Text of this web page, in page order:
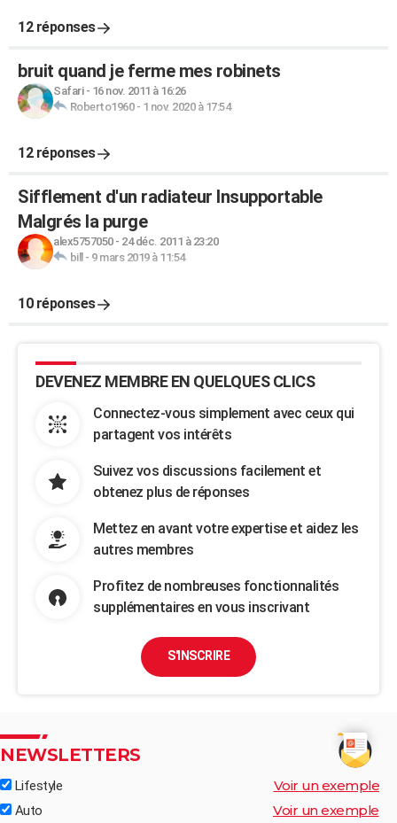
12 réponses
bruit quand je ferme mes robinets
Safari- 16 nov. 2011 à 16:26
Roberto1960- 1 nov. 2020 à 17:54
12 réponses
Sifflement d'un radiateur Insupportable
Malgrés la purge
alex5757050- 24 déc. 2011 à 23:20
bill - 9 mars 2019 à 11:54
10 réponses
DEVENEZ MEMBRE EN QUELQUES CLICS
Connectez-vous simplement avec ceux qui
partagent vos intérêts
Suivez vos discussions facilement et
obtenez plus de réponses
Mettez en avant votre expertise et aidez les
autres membres
Profitez de nombreuses fonctionnalités
supplémentaires en vous inscrivant
S'INSCRIRE
NEWSLETTERS
Lifestyle Voir un exemple
Auto Voir un exemple